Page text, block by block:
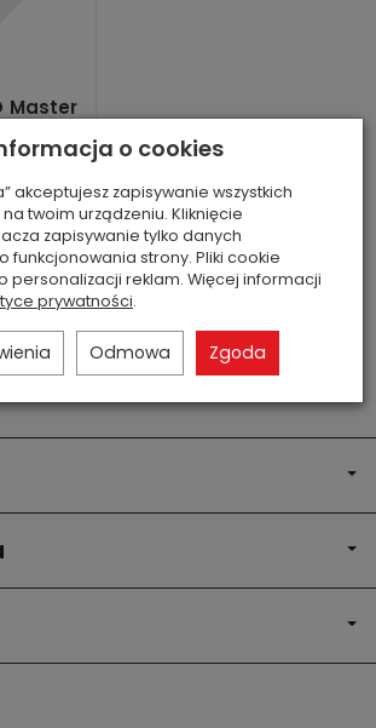
Master
Master
o cookies
akceptujesz zapisywanie wszystkich
twoim urządzeniu. Kliknięcie
zapisywanie tylko danych
funkcjonowania strony. Pliki cookie
personalizacji reklam. Więcej informacji
prywatności.
Odmowa Zgoda